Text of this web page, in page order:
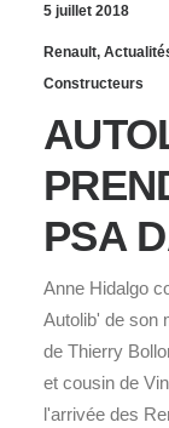
5 juillet 2018
Renault,
Constructeurs
PSA
Anne Hidalgo
Autolib' de son
de Thierry
et cousin de
l'arrivée des